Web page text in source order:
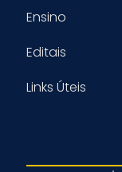
Ensino
Editais
Links Úteis